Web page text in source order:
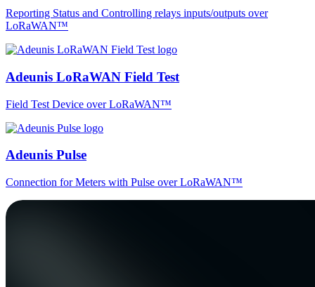
Reporting Status and Controlling relays inputs/outputs over
LoRaWAN™
Adeunis LoRaWAN Field Test
Field Test Device over LoRaWAN™
Adeunis Pulse
Connection for Meters with Pulse over LoRaWAN™